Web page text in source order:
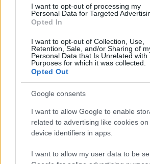
I want to opt-out of processing my
Personal Data for Targeted
Opted In
I want to opt-out of Collection, Use,
Retention, Sale, and/or Sharing of
Personal Data that Is Unrelated with
Purposes for which it was collected.
Opted Out
Google consents
I want to allow Google to enable
related to advertising like cookies
device identifiers in apps.
I want to allow my user data to be
Csabagyöngye Kulturális Központ, a
György Művelődési Központ, Tájház és
kiskunfélegyházai Móra Ferenc
Előző